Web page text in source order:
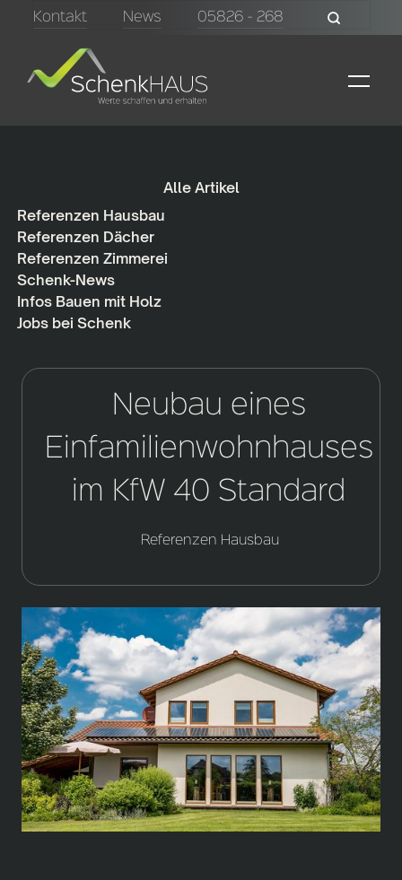
Kontakt News 05826 - 268
Alle Artikel
Referenzen Hausbau
Referenzen Dächer
Referenzen Zimmerei
Schenk-News
Infos Bauen mit Holz
Jobs bei Schenk
Neubau eines
Einfamilienwohnhauses
im KfW 40 Standard
Referenzen Hausbau